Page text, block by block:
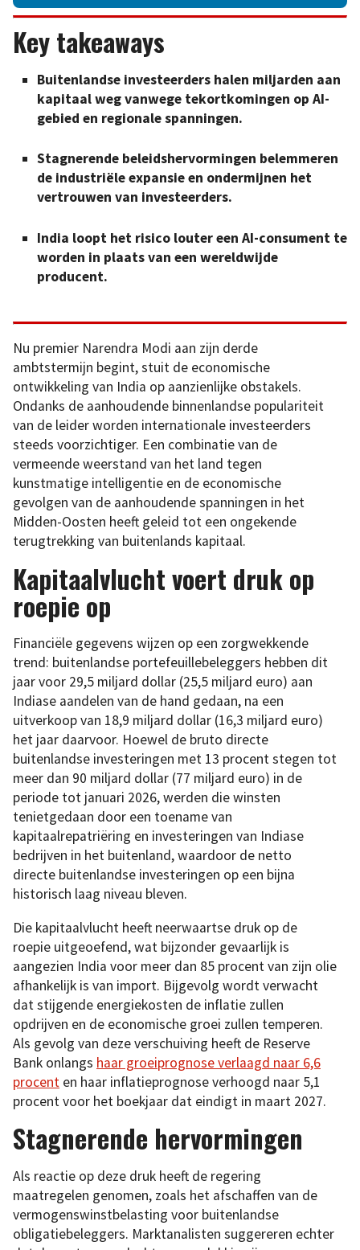
Key takeaways
Buitenlandse investeerders halen miljarden aan
kapitaal weg vanwege tekortkomingen op AI-
gebied en regionale spanningen.
Stagnerende beleidshervormingen belemmeren
de industriële expansie en ondermijnen het
vertrouwen van investeerders.
India loopt het risico louter een AI-consument te
worden in plaats van een wereldwijde
producent.
Nu premier Narendra Modi aan zijn derde
ambtstermijn begint, stuit de economische
ontwikkeling van India op aanzienlijke obstakels.
Ondanks de aanhoudende binnenlandse populariteit
van de leider worden internationale investeerders
steeds voorzichtiger. Een combinatie van de
vermeende weerstand van het land tegen
kunstmatige intelligentie en de economische
gevolgen van de aanhoudende spanningen in het
Midden-Oosten heeft geleid tot een ongekende
terugtrekking van buitenlands kapitaal.
Kapitaalvlucht voert druk op
roepie op
Financiële gegevens wijzen op een zorgwekkende
trend: buitenlandse portefeuillebeleggers hebben dit
jaar voor 29,5 miljard dollar (25,5 miljard euro) aan
Indiase aandelen van de hand gedaan, na een
uitverkoop van 18,9 miljard dollar (16,3 miljard euro)
het jaar daarvoor. Hoewel de bruto directe
buitenlandse investeringen met 13 procent stegen tot
meer dan 90 miljard dollar (77 miljard euro) in de
periode tot januari 2026, werden die winsten
tenietgedaan door een toename van
kapitaalrepatriëring en investeringen van Indiase
bedrijven in het buitenland, waardoor de netto
directe buitenlandse investeringen op een bijna
historisch laag niveau bleven.
Die kapitaalvlucht heeft neerwaartse druk op de
roepie uitgeoefend, wat bijzonder gevaarlijk is
aangezien India voor meer dan 85 procent van zijn olie
afhankelijk is van import. Bijgevolg wordt verwacht
dat stijgende energiekosten de inflatie zullen
opdrijven en de economische groei zullen temperen.
Als gevolg van deze verschuiving heeft de Reserve
Bank onlangs haar groeiprognose verlaagd naar 6,6
procent en haar inflatieprognose verhoogd naar 5,1
procent voor het boekjaar dat eindigt in maart 2027.
Stagnerende hervormingen
Als reactie op deze druk heeft de regering
maatregelen genomen, zoals het afschaffen van de
vermogenswinstbelasting voor buitenlandse
obligatiebeleggers. Marktanalisten suggereren echter